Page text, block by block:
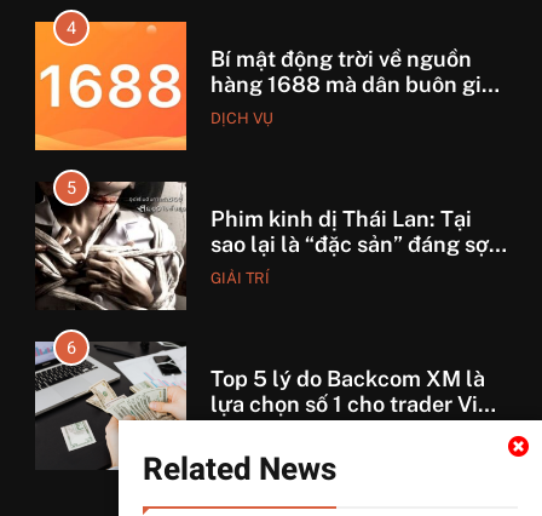
Related News
4
Bí mật động trời về nguồn
hàng 1688 mà dân buôn giấu
nhẹm!
DỊCH VỤ
5
Phim kinh dị Thái Lan: Tại
sao lại là “đặc sản” đáng sợ
nhất thế giới?
GIẢI TRÍ
6
Top 5 lý do Backcom XM là
lựa chọn số 1 cho trader Việt